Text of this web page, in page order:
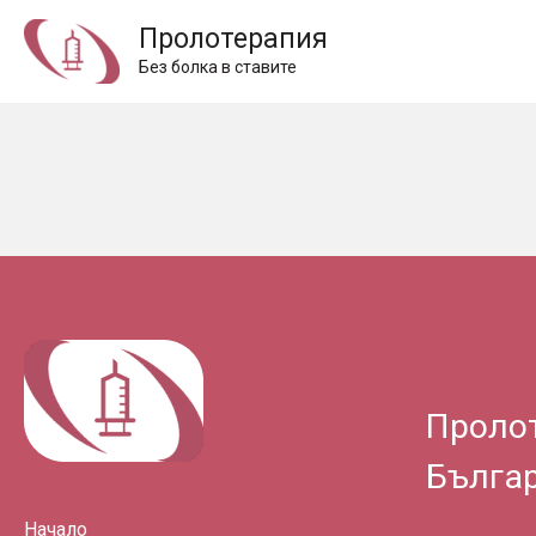
Пролотерапия
Без болка в ставите
Начало